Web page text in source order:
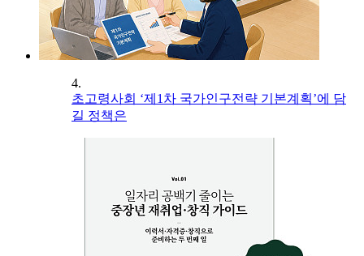
4.
초고령사회 ‘제1차 국가인구전략 기본계획’에 담
길 정책은